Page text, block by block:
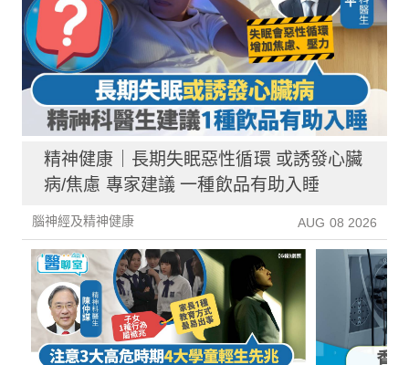
精神健康｜長期失眠惡性循環 或誘發心臟
病/焦慮 專家建議 一種飲品有助入睡
腦神經及精神健康 AUG 08 2026